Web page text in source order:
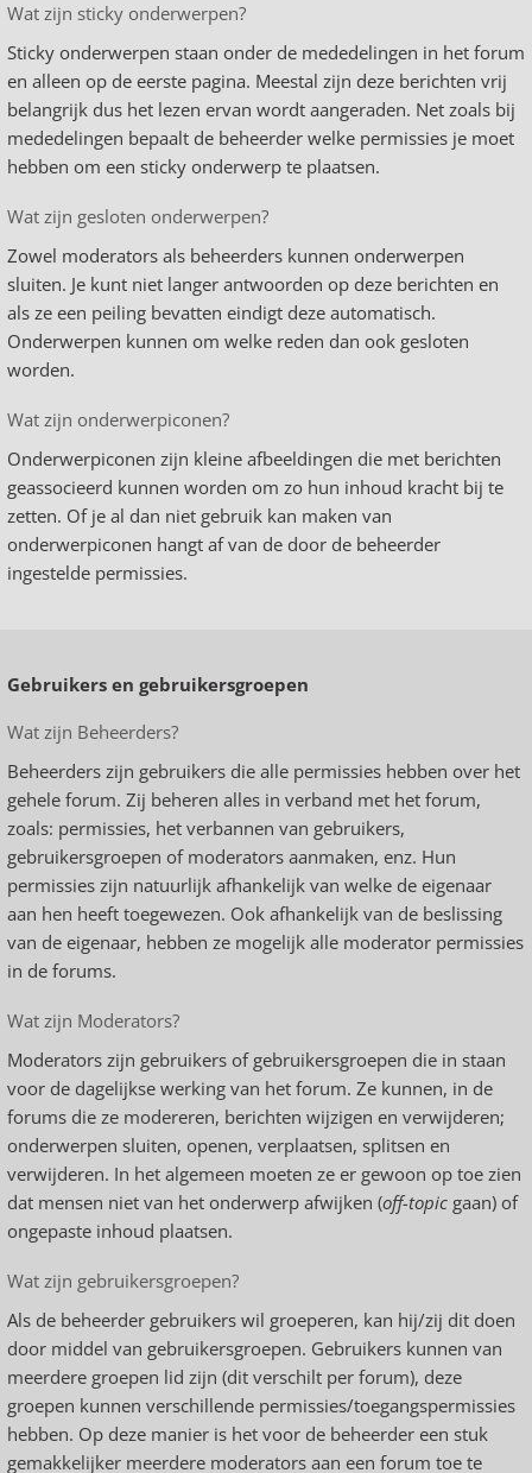
Wat zijn sticky onderwerpen?
Sticky onderwerpen staan onder de mededelingen in het forum
en alleen op de eerste pagina. Meestal zijn deze berichten vrij
belangrijk dus het lezen ervan wordt aangeraden. Net zoals bij
mededelingen bepaalt de beheerder welke permissies je moet
hebben om een sticky onderwerp te plaatsen.
Wat zijn gesloten onderwerpen?
Zowel moderators als beheerders kunnen onderwerpen
sluiten. Je kunt niet langer antwoorden op deze berichten en
als ze een peiling bevatten eindigt deze automatisch.
Onderwerpen kunnen om welke reden dan ook gesloten
worden.
Wat zijn onderwerpiconen?
Onderwerpiconen zijn kleine afbeeldingen die met berichten
geassocieerd kunnen worden om zo hun inhoud kracht bij te
zetten. Of je al dan niet gebruik kan maken van
onderwerpiconen hangt af van de door de beheerder
ingestelde permissies.
Gebruikers en gebruikersgroepen
Wat zijn Beheerders?
Beheerders zijn gebruikers die alle permissies hebben over het
gehele forum. Zij beheren alles in verband met het forum,
zoals: permissies, het verbannen van gebruikers,
gebruikersgroepen of moderators aanmaken, enz. Hun
permissies zijn natuurlijk afhankelijk van welke de eigenaar
aan hen heeft toegewezen. Ook afhankelijk van de beslissing
van de eigenaar, hebben ze mogelijk alle moderator permissies
in de forums.
Wat zijn Moderators?
Moderators zijn gebruikers of gebruikersgroepen die in staan
voor de dagelijkse werking van het forum. Ze kunnen, in de
forums die ze modereren, berichten wijzigen en verwijderen;
onderwerpen sluiten, openen, verplaatsen, splitsen en
verwijderen. In het algemeen moeten ze er gewoon op toe zien
dat mensen niet van het onderwerp afwijken (off-topic gaan) of
ongepaste inhoud plaatsen.
Wat zijn gebruikersgroepen?
Als de beheerder gebruikers wil groeperen, kan hij/zij dit doen
door middel van gebruikersgroepen. Gebruikers kunnen van
meerdere groepen lid zijn (dit verschilt per forum), deze
groepen kunnen verschillende permissies/toegangspermissies
hebben. Op deze manier is het voor de beheerder een stuk
gemakkelijker meerdere moderators aan een forum toe te